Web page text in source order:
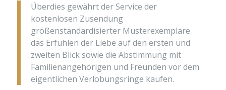
Überdies gewährt der Service der
kostenlosen Zusendung
größenstandardisierter Musterexemplare
das Erfühlen der Liebe auf den ersten und
zweiten Blick sowie die Abstimmung mit
Familienangehörigen und Freunden vor dem
eigentlichen Verlobungsringe kaufen.